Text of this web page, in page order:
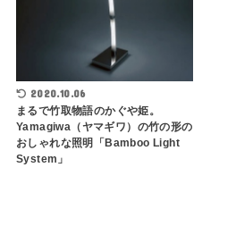
2020.10.06
まるで竹取物語のかぐや姫。
Yamagiwa（ヤマギワ）の竹の形の
おしゃれな照明「Bamboo Light
System」